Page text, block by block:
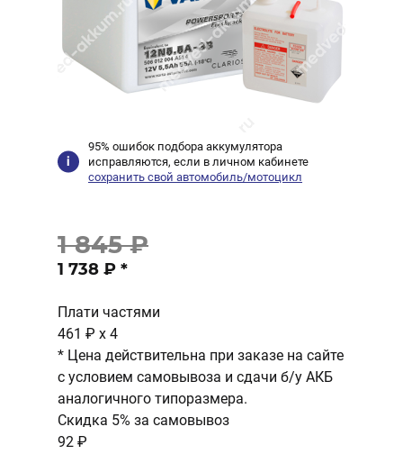
95% ошибок подбора аккумулятора
исправляются, если в личном кабинете
сохранить свой автомобиль/мотоцикл
1 845 ₽
1 738 ₽ *
Плати частями
461 ₽ x 4
* Цена действительна при заказе на сайте
с условием самовывоза и сдачи б/у АКБ
аналогичного типоразмера.
Скидка 5% за самовывоз
92 ₽